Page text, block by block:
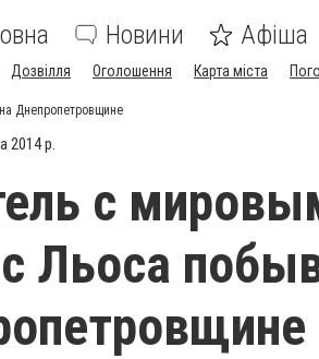
Новини Афіша
Дозвілля Оголошення Карта міста
Днепропетровщине
2014 р.
с
Льоса